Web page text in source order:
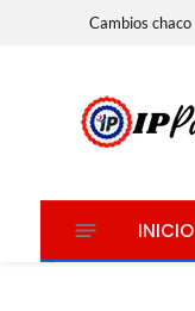
Cambios chaco
INICIO